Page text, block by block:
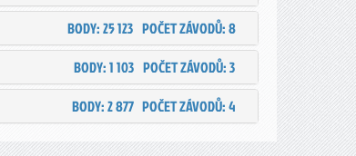
POČET ZÁVODŮ: 8
BODY: 25 123
POČET ZÁVODŮ: 3
BODY: 1 103
POČET ZÁVODŮ: 4
BODY: 2 877